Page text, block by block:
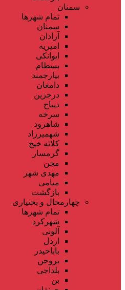
سمنان
تمام شهر‌ها
سمنان
آرادان
امیریه
ایوانکی
بسطام
بیارجمند
دامغان
درجزین
دیباج
سرخه
شاهرود
شهمیرزاد
کلاته خیج
گرمسار
مجن
مهدی شهر
میامی
بازگشت
چهارمحال و بختیاری
تمام شهر‌ها
شهرکرد
آلونی
اردل
باباحیدر
بروجن
بلداجی
بن